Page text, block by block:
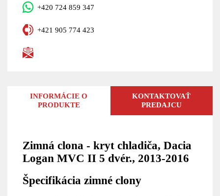
+420 724 859 347
+421 905 774 423
INFORMÁCIE O
PRODUKTE
KONTAKTOVAŤ
PREDAJCU
Zimná clona - kryt chladiča, Dacia
Logan MVC II 5 dvér., 2013-2016
Špecifikácia zimné clony